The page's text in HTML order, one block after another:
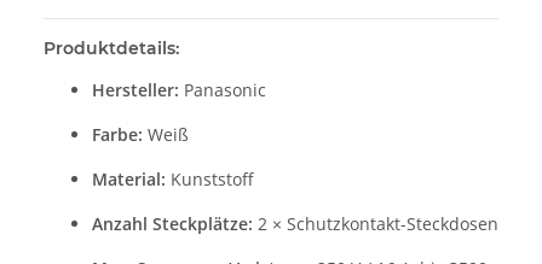
Produktdetails:
Hersteller: Panasonic
Farbe: Weiß
Material: Kunststoff
Anzahl Steckplätze: 2 × Schutzkontakt-Steckdosen